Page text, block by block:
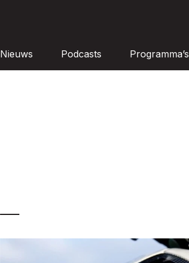
Nieuws Podcasts Programma’s